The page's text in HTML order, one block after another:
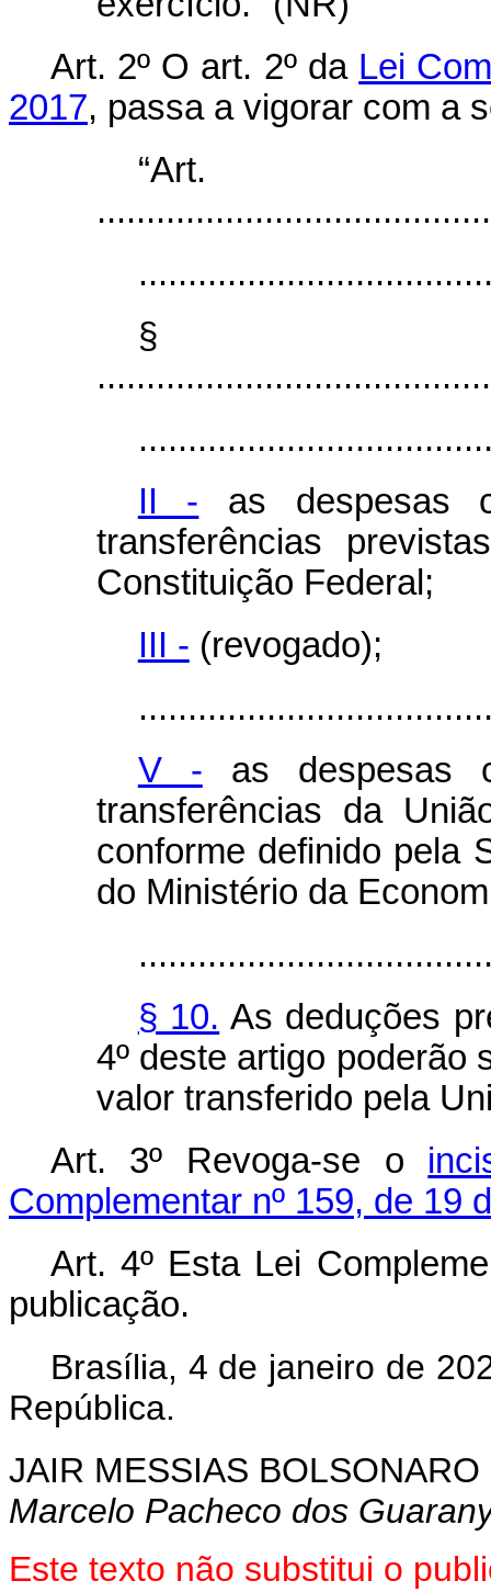
Art. 2º O art. 2º da Lei
2017, passa a vigorar com a
§
II - as despesas
transferências
Constituição Federal;
III - (revogado);
V - as despesas
transferências da
conforme definido pela
do Ministério da
§ 10. As deduções
4º deste artigo poderão
valor transferido pela
Art. 3º Revoga-se o
Complementar nº 159, de 19
Art. 4º Esta Lei
publicação.
Brasília, 4 de janeiro de
República.
JAIR MESSIAS BOLSONARO
Marcelo Pacheco dos
Este texto não substitui o